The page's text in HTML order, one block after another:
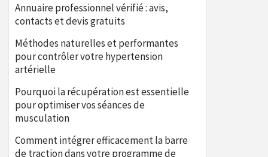
Annuaire professionnel vérifié : avis,
contacts et devis gratuits
Méthodes naturelles et performantes
pour contrôler votre hypertension
artérielle
Pourquoi la récupération est essentielle
pour optimiser vos séances de
musculation
Comment intégrer efficacement la barre
de traction dans votre programme de